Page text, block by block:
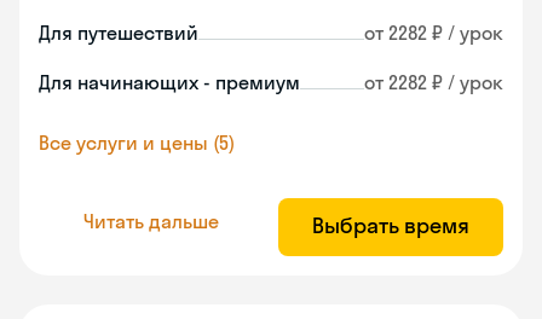
Для путешествий от 2282 ₽ / урок
Для начинающих - премиум от 2282 ₽ / урок
Все услуги и цены (5)
Читать дальше Выбрать время